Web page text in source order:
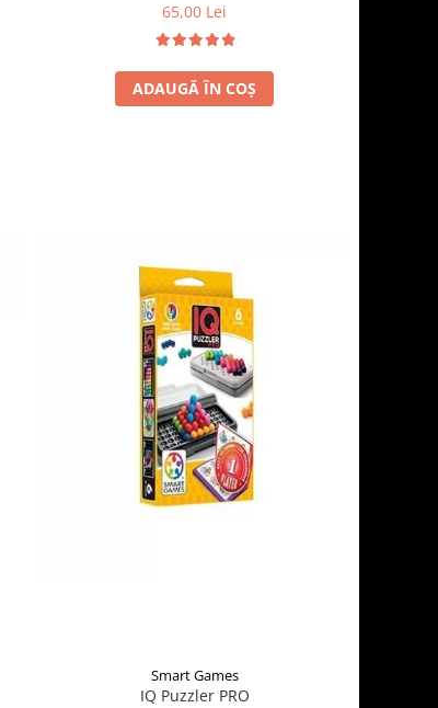
65,00 Lei
ADAUGĂ ÎN COȘ
Smart Games
IQ Puzzler PRO